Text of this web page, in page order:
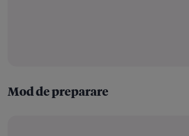
Mod de preparare